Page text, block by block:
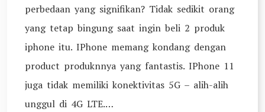
perbedaan yang signifikan? Tidak sedikit orang
yang tetap bingung saat ingin beli 2 produk
iphone itu. IPhone memang kondang dengan
product produknnya yang fantastis. IPhone 11
juga tidak memiliki konektivitas 5G – alih-alih
unggul di 4G LTE.…